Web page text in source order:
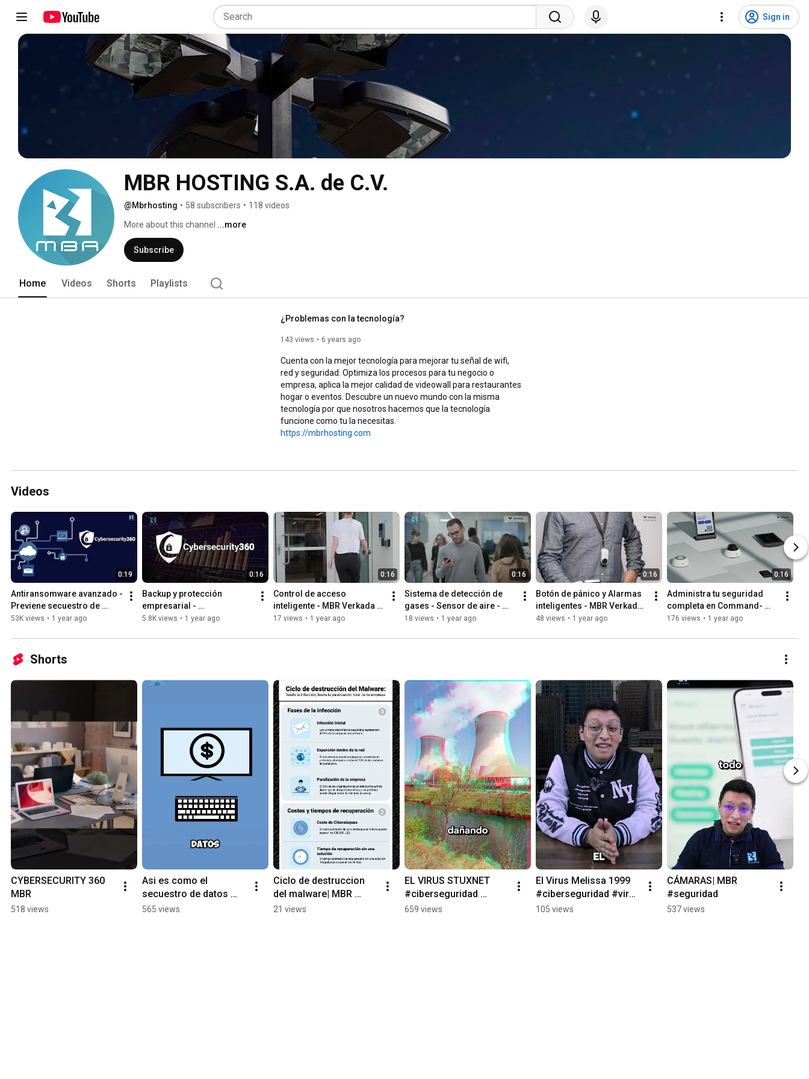
Sign in
MBR HOSTING S.A. de C.V.
@Mbrhosting • 58 subscribers • 118 videos
More about this channel ...more
Subscribe
Home Videos Shorts Playlists
¿Problemas con la tecnología?
143 views 6 years ago
Cuenta con la mejor tecnología para mejorar tu señal de wifi,
red y seguridad. Optimiza los procesos para tu negocio o
empresa, aplica la mejor calidad de videowall para restaurantes
hogar o eventos. Descubre un nuevo mundo con la misma
tecnología por que nosotros hacemos que la tecnología
https://mbrhosting.com
Videos
0:19
Antiransomware avanzado -
Previene secuestro de
datos - Cybersecurity360
53K views • 1 year ago
0:16
Backup y protección
empresarial -
Cybersecurity360
5.8K views • 1 year ago
0:16
Control de acceso
inteligente - MBR Verkada
en México
17 views • 1 year ago
0:16
Sistema de detección de
gases - Sensor de aire -
MBR Verkada en México
18 views • 1 year ago
0:16
Botón de pánico y Alarmas
inteligentes - MBR Verkada
en México
48 views • 1 year ago
0:16
Administra tu seguridad
completa en Command-
Verkada en México MBR
176 views • 1 year ago
Shorts
CYBERSECURITY 360
MBR
518 views
Asi es como el
secuestro de datos
actua | Ransomware
565 views
Ciclo de destruccion
del malware| MBR
#ciberseguridad
21 views
EL VIRUS STUXNET
#ciberseguridad
#tecnologia #virus
659 views
El Virus Melissa 1999
#ciberseguridad #virus
#tecnologia #malware
105 views
CÁMARAS| MBR
#seguridad
537 views